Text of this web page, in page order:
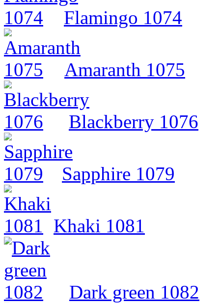
Flamingo 1074
Amaranth 1075
Blackberry 1076
Sapphire 1079
Khaki 1081
Dark green 1082